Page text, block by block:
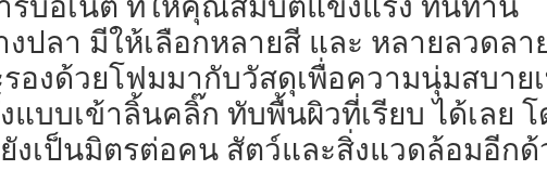
ปลา มีให้เลือกหลายสี และ หลายลวดล
ด้วยโฟมมากับวัสดุเพื่อความนุ่มสบายเ
บบเข้าลิ้นคลิ๊ก ทับพื้นผิวที่เรียบ ได้เลย
งเป็นมิตรต่อคน สัตว์และสิ่งแวดล้อมอีกด้